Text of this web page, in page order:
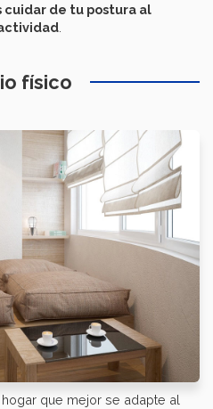
de tu postura al
físico
que mejor se adapte al